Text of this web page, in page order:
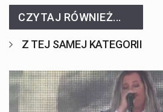
CZYTAJ RÓWNIEŻ...
Z TEJ SAMEJ KATEGORII